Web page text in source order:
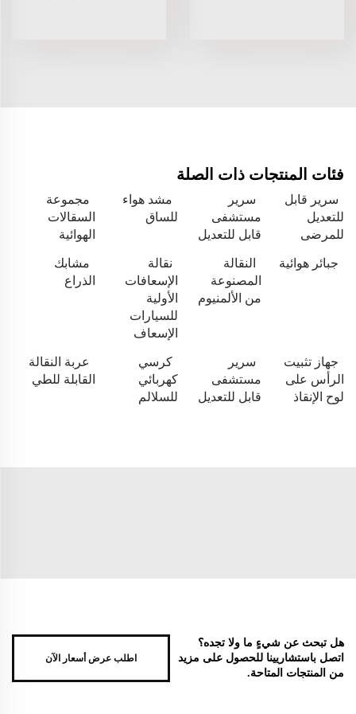
فئات المنتجات ذات الصلة
سرير قابل
للتعديل
للمرضى
سرير
مستشفى
قابل للتعديل
مشد هواء
للساق
مجموعة
السقالات
الهوائية
جبائر هوائية
النقالة
المصنوعة
من الألمنيوم
نقالة
الإسعافات
الأولية
للسيارات
الإسعاف
مشابك
الذراع
جهاز تثبيت
الرأس على
لوح الإنقاذ
سرير
مستشفى
قابل للتعديل
كرسي
كهربائي
للسلالم
عربة النقالة
القابلة للطي
هل تبحث عن شيءٍ ما ولا تجده؟
اتصل باستشاريينا للحصول على مزيد
من المنتجات المتاحة.
اطلب عرض أسعار الآن